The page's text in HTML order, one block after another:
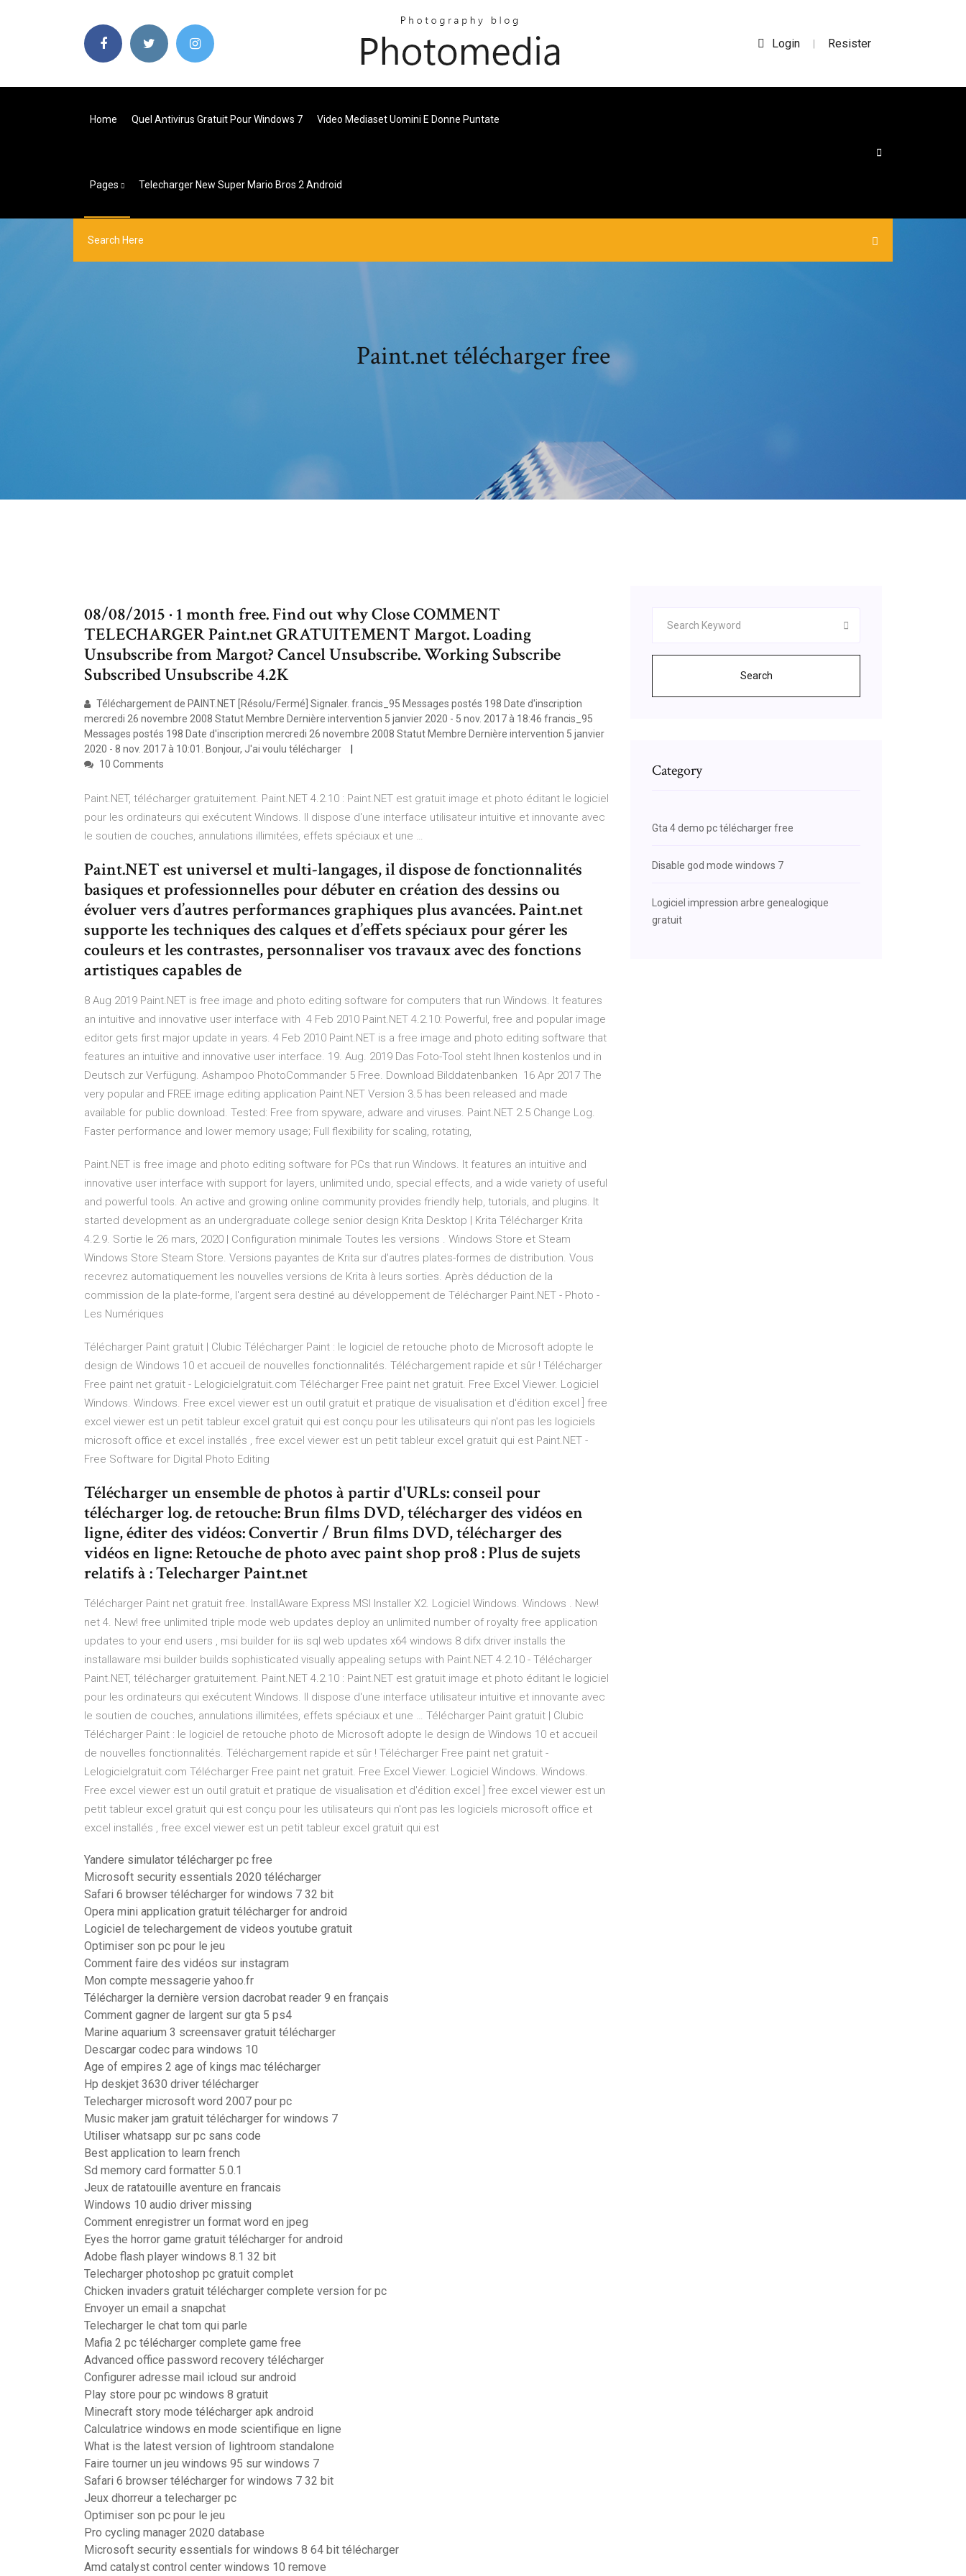
Login | Resister
Home Quel Antivirus Gratuit Pour Windows 7 Video Mediaset Uomini E Donne Puntate
Pages Telecharger New Super Mario Bros 2 Android
Paint.net télécharger free
08/08/2015 · 1 month free. Find out why Close COMMENT
TELECHARGER Paint.net GRATUITEMENT Margot. Loading
Unsubscribe from Margot? Cancel Unsubscribe. Working Subscribe
Subscribed Unsubscribe 4.2K
Téléchargement de PAINT.NET [Résolu/Fermé] Signaler. francis_95 Messages postés 198 Date d'inscription
mercredi 26 novembre 2008 Statut Membre Dernière intervention 5 janvier 2020 - 5 nov. 2017 à 18:46 francis_95
Messages postés 198 Date d'inscription mercredi 26 novembre 2008 Statut Membre Dernière intervention 5 janvier
2020 - 8 nov. 2017 à 10:01. Bonjour, J'ai voulu télécharger
10 Comments
Paint.NET, télécharger gratuitement. Paint.NET 4.2.10 : Paint.NET est gratuit image et photo éditant le logiciel
pour les ordinateurs qui exécutent Windows. Il dispose d'une interface utilisateur intuitive et innovante avec
le soutien de couches, annulations illimitées, effets spéciaux et une …
Paint.NET est universel et multi-langages, il dispose de fonctionnalités
basiques et professionnelles pour débuter en création des dessins ou
évoluer vers d’autres performances graphiques plus avancées. Paint.net
supporte les techniques des calques et d’effets spéciaux pour gérer les
couleurs et les contrastes, personnaliser vos travaux avec des fonctions
artistiques capables de
8 Aug 2019 Paint.NET is free image and photo editing software for computers that run Windows. It features
an intuitive and innovative user interface with 4 Feb 2010 Paint.NET 4.2.10: Powerful, free and popular image
editor gets first major update in years. 4 Feb 2010 Paint.NET is a free image and photo editing software that
features an intuitive and innovative user interface. 19. Aug. 2019 Das Foto-Tool steht Ihnen kostenlos und in
Deutsch zur Verfügung. Ashampoo PhotoCommander 5 Free. Download Bilddatenbanken 16 Apr 2017 The
very popular and FREE image editing application Paint.NET Version 3.5 has been released and made
available for public download. Tested: Free from spyware, adware and viruses. Paint.NET 2.5 Change Log.
Faster performance and lower memory usage; Full flexibility for scaling, rotating,
Paint.NET is free image and photo editing software for PCs that run Windows. It features an intuitive and
innovative user interface with support for layers, unlimited undo, special effects, and a wide variety of useful
and powerful tools. An active and growing online community provides friendly help, tutorials, and plugins. It
started development as an undergraduate college senior design Krita Desktop | Krita Télécharger Krita
4.2.9. Sortie le 26 mars, 2020 | Configuration minimale Toutes les versions . Windows Store et Steam
Windows Store Steam Store. Versions payantes de Krita sur d'autres plates-formes de distribution. Vous
recevrez automatiquement les nouvelles versions de Krita à leurs sorties. Après déduction de la
commission de la plate-forme, l'argent sera destiné au développement de Télécharger Paint.NET - Photo -
Les Numériques
Télécharger Paint gratuit | Clubic Télécharger Paint : le logiciel de retouche photo de Microsoft adopte le
design de Windows 10 et accueil de nouvelles fonctionnalités. Téléchargement rapide et sûr ! Télécharger
Free paint net gratuit - Lelogicielgratuit.com Télécharger Free paint net gratuit. Free Excel Viewer. Logiciel
Windows. Windows. Free excel viewer est un outil gratuit et pratique de visualisation et d'édition excel ] free
excel viewer est un petit tableur excel gratuit qui est conçu pour les utilisateurs qui n'ont pas les logiciels
microsoft office et excel installés , free excel viewer est un petit tableur excel gratuit qui est Paint.NET -
Free Software for Digital Photo Editing
Télécharger un ensemble de photos à partir d'URLs: conseil pour
télécharger log. de retouche: Brun films DVD, télécharger des vidéos en
ligne, éditer des vidéos: Convertir / Brun films DVD, télécharger des
vidéos en ligne: Retouche de photo avec paint shop pro8 : Plus de sujets
relatifs à : Telecharger Paint.net
Télécharger Paint net gratuit free. InstallAware Express MSI Installer X2. Logiciel Windows. Windows . New!
net 4. New! free unlimited triple mode web updates deploy an unlimited number of royalty free application
updates to your end users , msi builder for iis sql web updates x64 windows 8 difx driver installs the
installaware msi builder builds sophisticated visually appealing setups with Paint.NET 4.2.10 - Télécharger
Paint.NET, télécharger gratuitement. Paint.NET 4.2.10 : Paint.NET est gratuit image et photo éditant le logiciel
pour les ordinateurs qui exécutent Windows. Il dispose d'une interface utilisateur intuitive et innovante avec
le soutien de couches, annulations illimitées, effets spéciaux et une … Télécharger Paint gratuit | Clubic
Télécharger Paint : le logiciel de retouche photo de Microsoft adopte le design de Windows 10 et accueil
de nouvelles fonctionnalités. Téléchargement rapide et sûr ! Télécharger Free paint net gratuit -
Lelogicielgratuit.com Télécharger Free paint net gratuit. Free Excel Viewer. Logiciel Windows. Windows.
Free excel viewer est un outil gratuit et pratique de visualisation et d'édition excel ] free excel viewer est un
petit tableur excel gratuit qui est conçu pour les utilisateurs qui n'ont pas les logiciels microsoft office et
excel installés , free excel viewer est un petit tableur excel gratuit qui est
Yandere simulator télécharger pc free
Microsoft security essentials 2020 télécharger
Safari 6 browser télécharger for windows 7 32 bit
Opera mini application gratuit télécharger for android
Logiciel de telechargement de videos youtube gratuit
Optimiser son pc pour le jeu
Comment faire des vidéos sur instagram
Mon compte messagerie yahoo.fr
Télécharger la dernière version dacrobat reader 9 en français
Comment gagner de largent sur gta 5 ps4
Marine aquarium 3 screensaver gratuit télécharger
Descargar codec para windows 10
Age of empires 2 age of kings mac télécharger
Hp deskjet 3630 driver télécharger
Telecharger microsoft word 2007 pour pc
Music maker jam gratuit télécharger for windows 7
Utiliser whatsapp sur pc sans code
Best application to learn french
Sd memory card formatter 5.0.1
Jeux de ratatouille aventure en francais
Windows 10 audio driver missing
Comment enregistrer un format word en jpeg
Eyes the horror game gratuit télécharger for android
Adobe flash player windows 8.1 32 bit
Telecharger photoshop pc gratuit complet
Chicken invaders gratuit télécharger complete version for pc
Envoyer un email a snapchat
Telecharger le chat tom qui parle
Mafia 2 pc télécharger complete game free
Advanced office password recovery télécharger
Configurer adresse mail icloud sur android
Play store pour pc windows 8 gratuit
Minecraft story mode télécharger apk android
Calculatrice windows en mode scientifique en ligne
What is the latest version of lightroom standalone
Faire tourner un jeu windows 95 sur windows 7
Safari 6 browser télécharger for windows 7 32 bit
Jeux dhorreur a telecharger pc
Optimiser son pc pour le jeu
Pro cycling manager 2020 database
Microsoft security essentials for windows 8 64 bit télécharger
Amd catalyst control center windows 10 remove
Search
Category
Gta 4 demo pc télécharger free
Disable god mode windows 7
Logiciel impression arbre genealogique
gratuit